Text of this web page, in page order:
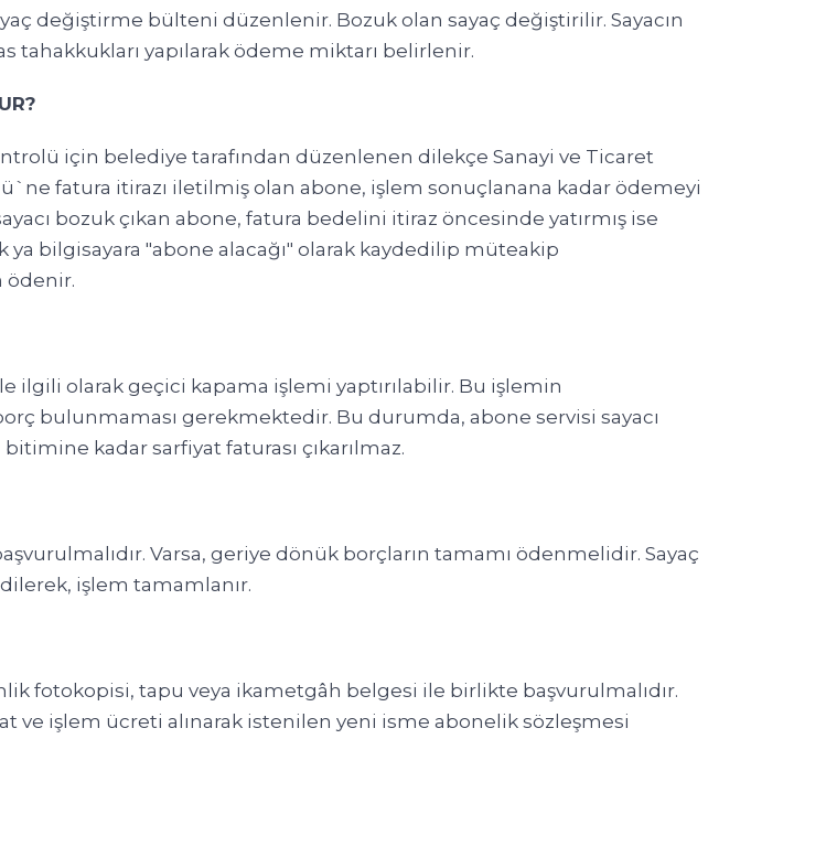
değiştirme bülteni düzenlenir. Bozuk olan sayaç değiştirilir. Sayacın
yapılarak ödeme miktarı belirlenir.
için belediye tarafından düzenlenen dilekçe Sanayi ve Ticaret
fatura itirazı iletilmiş olan abone, işlem sonuçlanana kadar ödemeyi
bozuk çıkan abone, fatura bedelini itiraz öncesinde yatırmış ise
bilgisayara "abone alacağı" olarak kaydedilip müteakip
ödenir.
ilgili olarak geçici kapama işlemi yaptırılabilir. Bu işlemin
bulunmaması gerekmektedir. Bu durumda, abone servisi sayacı
kadar sarfiyat faturası çıkarılmaz.
Varsa, geriye dönük borçların tamamı ödenmelidir. Sayaç
işlem tamamlanır.
fotokopisi, tapu veya ikametgâh belgesi ile birlikte başvurulmalıdır.
ve işlem ücreti alınarak istenilen yeni isme abonelik sözleşmesi